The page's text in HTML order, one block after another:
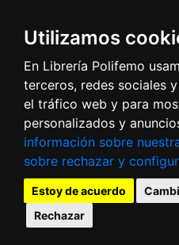
Utilizamos
En Librería Polifemo
terceros, redes sociales
el tráfico web y para
personalizados y
información sobre
sobre rechazar y
Estoy de acuerdo
Rechazar